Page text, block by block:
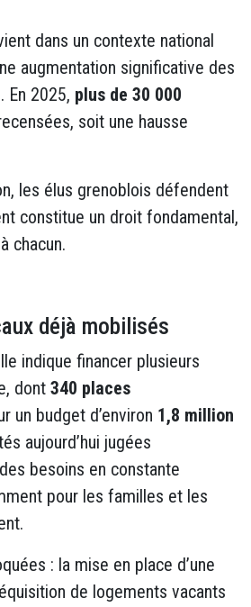
dans un contexte national
augmentation significative des
En 2025, plus de 30 000
soit une hausse
les élus grenoblois défendent
constitue un droit fondamental,
chacun.
déjà mobilisés
indique financer plusieurs
dont 340 places
un budget d’environ 1,8 million
aujourd’hui jugées
besoins en constante
pour les familles et les
: la mise en place d’une
de logements vacants